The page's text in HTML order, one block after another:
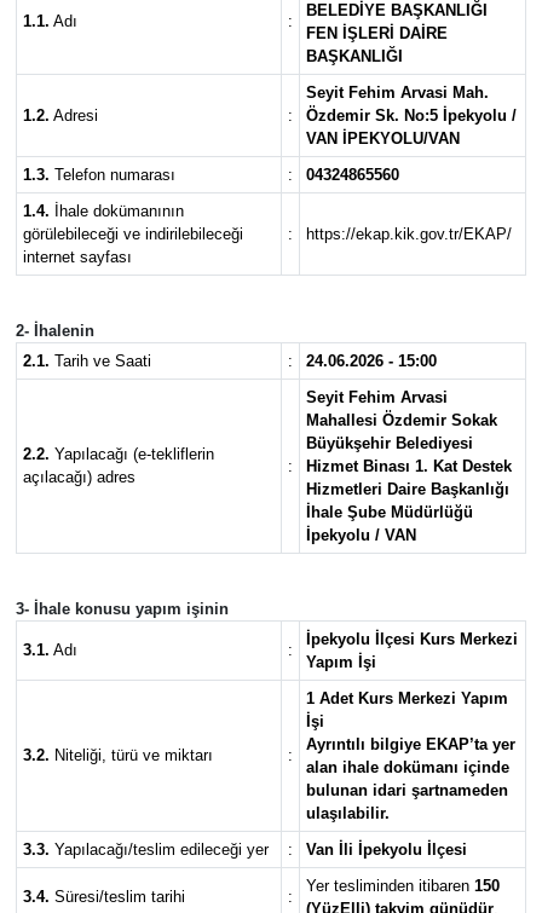
1.1. Adı :
BELEDİYE BAŞKANLIĞI
FEN İŞLERİ DAİRE
BAŞKANLIĞI
1.2. Adresi :
Seyit Fehim Arvasi Mah.
Özdemir Sk. No:5 İpekyolu /
VAN İPEKYOLU/VAN
1.3. Telefon numarası :
04324865560
1.4. İhale dokümanının
görülebileceği ve indirilebileceği
internet sayfası
: https://ekap.kik.gov.tr/EKAP/
2- İhalenin
2.1. Tarih ve Saati : 24.06.2026 - 15:00
2.2. Yapılacağı (e-tekliflerin
açılacağı) adres
:
Seyit Fehim Arvasi
Mahallesi Özdemir Sokak
Büyükşehir Belediyesi
Hizmet Binası 1. Kat Destek
Hizmetleri Daire Başkanlığı
İhale Şube Müdürlüğü
İpekyolu / VAN
3- İhale konusu yapım işinin
3.1. Adı :
İpekyolu İlçesi Kurs Merkezi
Yapım İşi
3.2. Niteliği, türü ve miktarı :
1 Adet Kurs Merkezi Yapım
İşi
Ayrıntılı bilgiye EKAP’ta yer
alan ihale dokümanı içinde
bulunan idari şartnameden
ulaşılabilir.
3.3. Yapılacağı/teslim edileceği yer : Van İli İpekyolu İlçesi
3.4. Süresi/teslim tarihi :
Yer tesliminden itibaren 150
(YüzElli) takvim günüdür.